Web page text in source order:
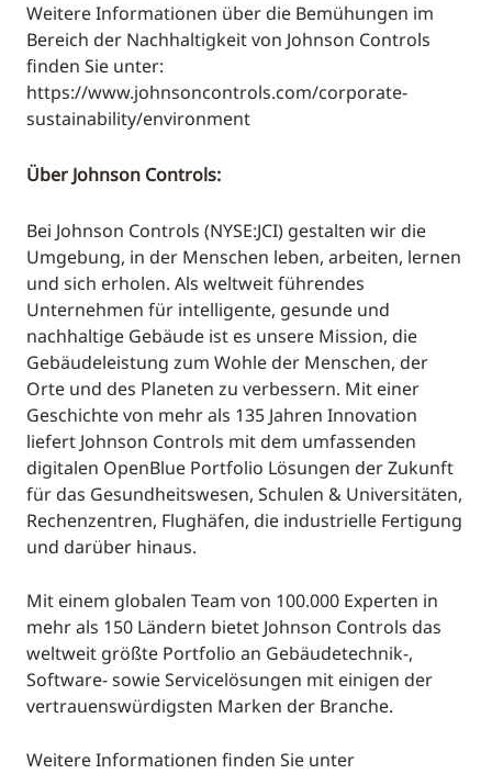
Weitere Informationen über die Bemühungen im
Bereich der Nachhaltigkeit von Johnson Controls
finden Sie unter:
https://www.johnsoncontrols.com/corporate-
sustainability/environment
Über Johnson Controls:
Bei Johnson Controls (NYSE:JCI) gestalten wir die
Umgebung, in der Menschen leben, arbeiten, lernen
und sich erholen. Als weltweit führendes
Unternehmen für intelligente, gesunde und
nachhaltige Gebäude ist es unsere Mission, die
Gebäudeleistung zum Wohle der Menschen, der
Orte und des Planeten zu verbessern. Mit einer
Geschichte von mehr als 135 Jahren Innovation
liefert Johnson Controls mit dem umfassenden
digitalen OpenBlue Portfolio Lösungen der Zukunft
für das Gesundheitswesen, Schulen & Universitäten,
Rechenzentren, Flughäfen, die industrielle Fertigung
und darüber hinaus.
Mit einem globalen Team von 100.000 Experten in
mehr als 150 Ländern bietet Johnson Controls das
weltweit größte Portfolio an Gebäudetechnik-,
Software- sowie Servicelösungen mit einigen der
vertrauenswürdigsten Marken der Branche.
Weitere Informationen finden Sie unter